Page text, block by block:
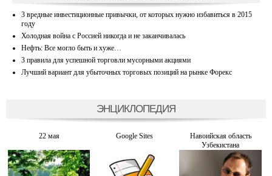
3 вредные инвестиционные привычки, от которых нужно избавиться в 2015
году
Холодная война с Россией никогда и не заканчивалась
Нефть: Все могло быть и хуже…
3 правила для успешной торговли мусорными акциями
Лучший вариант для убыточных торговых позиций на рынке Форекс
ЭНЦИКЛОПЕДИЯ
22 мая Google Sites
Навоийская область
Узбекистана